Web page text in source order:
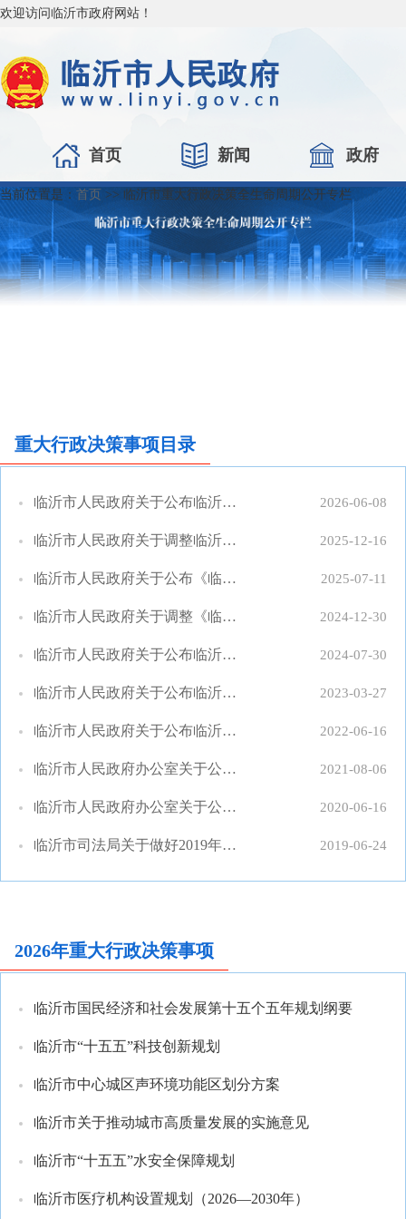
欢迎访问临沂市政府网站！
首页 新闻 政府
当前位置是： 首页 >> 临沂市重大行政决策全生命周期公开专栏
重大行政决策事项目录
临沂市人民政府关于公布临沂市人民政府2026年度重大行政决策事项目录的通知 2026-06-08
临沂市人民政府关于调整临沂市人民政府2025年度重大行政决策事项目录的通知 2025-12-16
临沂市人民政府关于公布《临沂市人民政府2025年度重大行政决策事项目录》的通知 2025-07-11
临沂市人民政府关于调整《临沂市人民政府2024年度重大行政决策事项目录》的通知 2024-12-30
临沂市人民政府关于公布临沂市人民政府2024年度重大行政决策事项目录的通知 2024-07-30
临沂市人民政府关于公布临沂市人民政府2023年度重大行政决策事项目录的通知 2023-03-27
临沂市人民政府关于公布临沂市人民政府2022年度重大行政决策事项目录的通知 2022-06-16
临沂市人民政府办公室关于公布临沂市人民政府2021年度重大行政决策事项目录的通知 2021-08-06
临沂市人民政府办公室关于公布市政府2020年重大行政决策事项目录的通知 2020-06-16
临沂市司法局关于做好2019年度市政府有关重大行政决策事项办理工作的通知 2019-06-24